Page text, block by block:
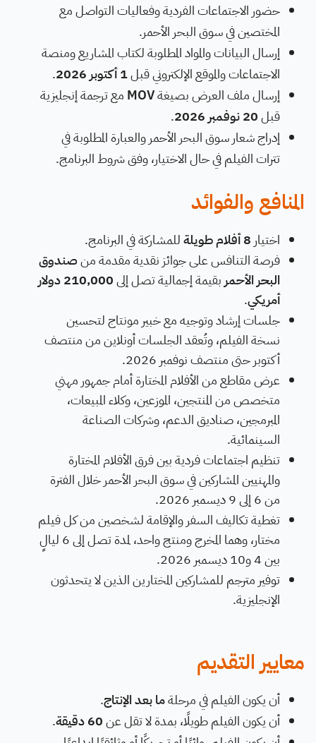
حضور الاجتماعات الفردية وفعاليات التواصل مع
المختصين في سوق البحر الأحمر.
إرسال البيانات والمواد المطلوبة لكتاب المشاريع ومنصة
الاجتماعات والموقع الإلكتروني قبل1 أكتوبر 2026
.
إرسال ملف العرض بصيغةMOV مع ترجمة إنجليزية
قبل20 نوفمبر 2026
.
إدراج شعار سوق البحر الأحمر والعبارة المطلوبة في
تترات الفيلم في حال الاختيار، وفق شروط البرنامج.
المنافع والفوائد
اختيار 8 أفلام طويلة
للمشاركة في البرنامج.
فرصة التنافس على جوائز نقدية مقدمة منصندوق
البحر الأحمر بقيمة إجمالية تصل إلى
210,000 دولار
أمريكي.
جلسات إرشاد وتوجيه مع خبير مونتاج لتحسين
نسخة الفيلم، وتُعقد الجلسات أونلاين من منتصف
أكتوبر حتى منتصف نوفمبر 2026.
عرض مقاطع من الأفلام المختارة أمام جمهور مهني
متخصص من المنتجين، الموزعين، وكلاء المبيعات،
المبرمجين، صناديق الدعم، وشركات الصناعة
السينمائية.
تنظيم اجتماعات فردية بين فرق الأفلام المختارة
والمهنيين المشاركين في سوق البحر الأحمر خلال الفترة
من 6 إلى 9 ديسمبر 2026.
تغطية تكاليف السفر والإقامة لشخصين من كل فيلم
مختار، وهما المخرج ومنتج واحد، لمدة تصل إلى 6 ليالٍ
بين 4 و10 ديسمبر 2026.
توفير مترجم للمشاركين المختارين الذين لا يتحدثون
الإنجليزية.
معايير التقديم
أن يكون الفيلم في مرحلةما بعد الإنتاج.
أن يكون الفيلم طويلًا، بمدة لا تقل عن60 دقيقة
.